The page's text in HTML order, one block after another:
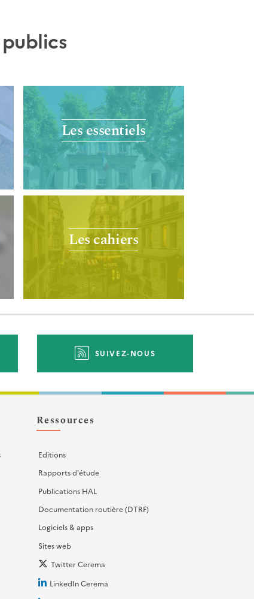
Les essentiels
Les cahiers
SUIVEZ-NOUS
Ressources
Editions
Rapports d'étude
Publications HAL
Documentation routière (DTRF)
Logiciels & apps
Sites web
Twitter Cerema
LinkedIn Cerema